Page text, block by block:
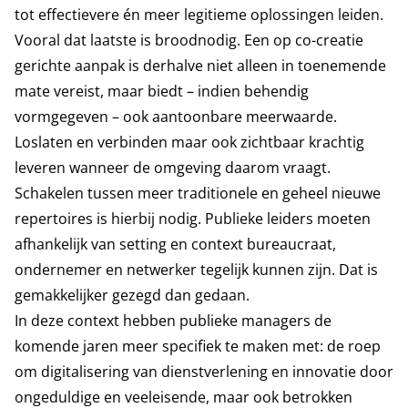
tot effectievere én meer legitieme oplossingen leiden.
Vooral dat laatste is broodnodig. Een op co-creatie
gerichte aanpak is derhalve niet alleen in toenemende
mate vereist, maar biedt – indien behendig
vormgegeven – ook aantoonbare meerwaarde.
Loslaten en verbinden maar ook zichtbaar krachtig
leveren wanneer de omgeving daarom vraagt.
Schakelen tussen meer traditionele en geheel nieuwe
repertoires is hierbij nodig. Publieke leiders moeten
afhankelijk van setting en context bureaucraat,
ondernemer en netwerker tegelijk kunnen zijn. Dat is
gemakkelijker gezegd dan gedaan.
In deze context hebben publieke managers de
komende jaren meer specifiek te maken met: de roep
om digitalisering van dienstverlening en innovatie door
ongeduldige en veeleisende, maar ook betrokken